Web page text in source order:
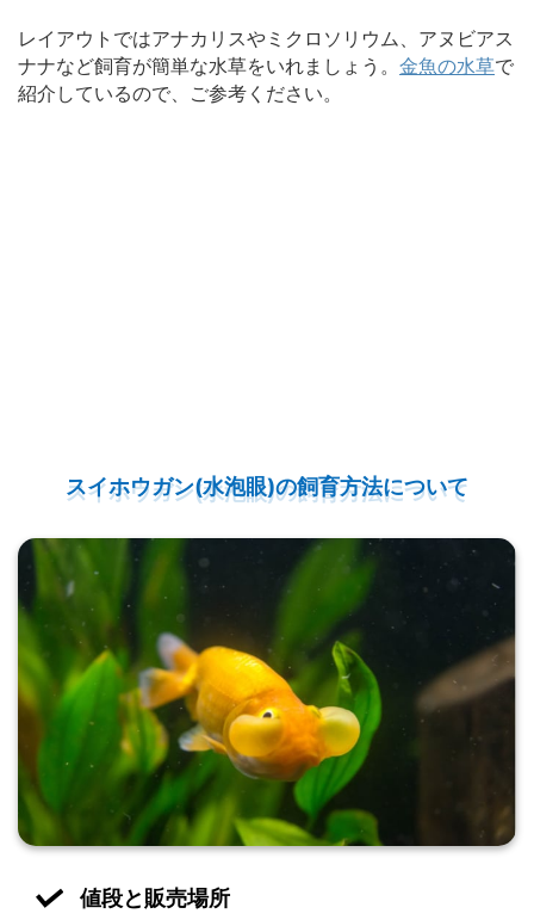
レイアウトではアナカリスやミクロソリウム、アヌビアス
ナナなど飼育が簡単な水草をいれましょう。 金魚の水草で
紹介しているので、ご参考ください。
スイホウガン(水泡眼)の飼育方法について
値段と販売場所